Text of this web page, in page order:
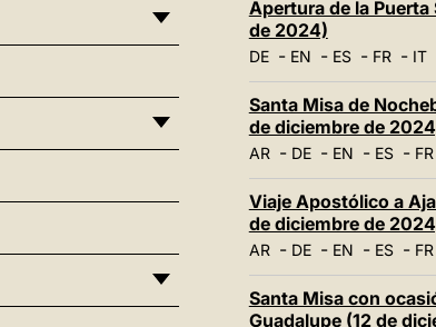
Apertura de la
de 2024)
DE- EN - ES- FR- IT
Santa Misa de
de diciembre de
AR- DE- EN - ES- FR
Viaje Apostólico a
de diciembre de
AR- DE- EN - ES- FR
Santa Misa con
Guadalupe (12 de